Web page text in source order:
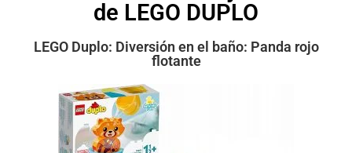
de LEGO DUPLO
LEGO Duplo: Diversión en el baño: Panda rojo
flotante